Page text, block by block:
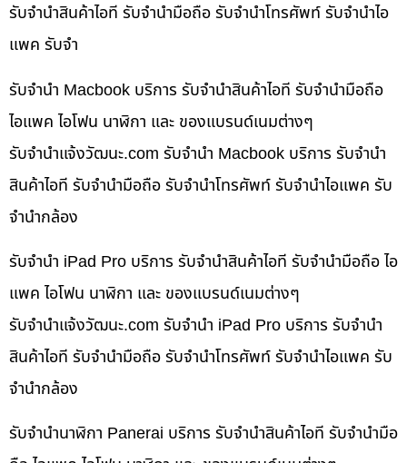
รับจำนำสินค้าไอที รับจำนำมือถือ รับจำนำโทรศัพท์ รับจำนำไอ
แพค รับจำ
รับจำนำ Macbook บริการ รับจำนำสินค้าไอที รับจำนำมือถือ
ไอแพค ไอโฟน นาฬิกา และ ของแบรนด์เนมต่างๆ
รับจํานําแจ้งวัฒนะ.com รับจำนำ Macbook บริการ รับจำนำ
สินค้าไอที รับจำนำมือถือ รับจำนำโทรศัพท์ รับจำนำไอแพค รับ
จำนำกล้อง
รับจำนำ iPad Pro บริการ รับจำนำสินค้าไอที รับจำนำมือถือ ไอ
แพค ไอโฟน นาฬิกา และ ของแบรนด์เนมต่างๆ
รับจํานําแจ้งวัฒนะ.com รับจำนำ iPad Pro บริการ รับจำนำ
สินค้าไอที รับจำนำมือถือ รับจำนำโทรศัพท์ รับจำนำไอแพค รับ
จำนำกล้อง
รับจำนำนาฬิกา Panerai บริการ รับจำนำสินค้าไอที รับจำนำมือ